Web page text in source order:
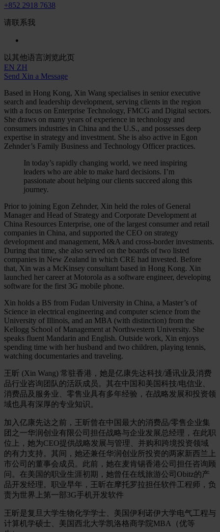
+852 2918 7638
请联系我
以其他语言浏览此页
EN ZH
Send Xin a Message
Based in Hong Kong, Xin Wang specialises in senior executive
search and leadership development, serving clients in the region
with a focus on Enterprise Technology, FMCG and Digital sectors.
She draws on many years of experience in technology and
consumers industries in China and the U.S., and possesses deep
expertise in strategy and investment. She is also active in Egon
Zehnder’s Family Business and Technology Officer practices.
In today’s rapidly changing world, we need inspiring
leaders who are able to make hard decisions. I’m
passionate about helping our clients succeed along this
journey.
Prior to joining Egon Zehnder, Xin held the roles of General
Manager and Head of Strategy and Corporate Development at
China Resources Enterprise, one of the largest consumer and retail
companies in China, and supported the CEO on strategy
development and management, M&A and cross-border investments.
During that time, she also served on the boards of two listed
companies in New Zealand in which CRE had invested. Before
that, Xin was a McKinsey consultant based in Hong Kong. Xin
launched her career at Motorola as a software engineer, developing
software for the first 3G mobile phone.
Xin holds a BS from Fudan University in China, a Master’s of
Science in electrical engineering and computer science from the
University of Illinois, and an MBA (with distinction) from the
Kellogg School of Management at Northwestern University. She
speaks fluent Mandarin and English. Outside work, Xin enjoys
spending time with her husband and two children, playing tennis,
watching documentaries and traveling.
王昕 (Xin Wang) 常驻香港，她是亿康先达科技/通讯业及消费
品行业咨询团队的活跃成员。其在中国和美国科技/电信业、
消费品及服务业、零售业具有多年经验，在战略发展和投资领
域也具有深厚的专业知识。
加入亿康先达之前，王昕曾在中国最大的消费品/零售企业集
团之一华润创业有限公司担任战略与企业发展总经理，在此职
位上，她为CEO提供战略发展与管理、并购和跨境投资领域
的有力支持。其间，她还兼任华润创业所投资的两家新西兰上
市公司的董事会成员。此前，她在麦肯锡香港公司担任咨询顾
问。在美国的职业生涯初期，她曾任在线旅游公司Obitz的产
品开发经理。职业早年，王昕在摩托罗拉担任软件工程师，负
责为世界上第一部3G手机开发软件
王昕是复旦大学生物化学学士、美国伊利诺伊大学电气工程与
计算机学硕士、美国西北大学凯洛格商学院MBA（优等